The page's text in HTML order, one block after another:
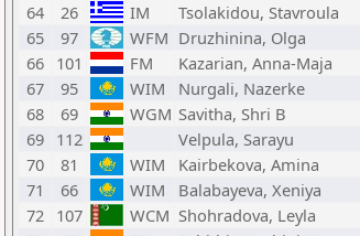
64
26 IM Tsolakidou, Stavroula
65
97 WFM Druzhinina, Olga
66 101 FM Kazarian, Anna-Maja
67
95 WIM Nurgali, Nazerke
68
69 WGM Savitha, Shri B
69 112 Velpula, Sarayu
70
81 WIM Kairbekova, Amina
71
66 WIM Balabayeva, Xeniya
72 107 WCM Shohradova, Leyla